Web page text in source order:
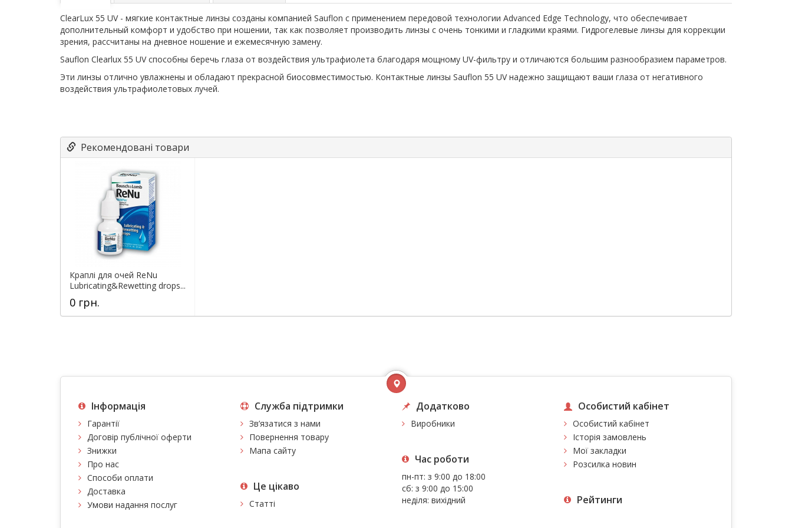
ClearLux 55 UV - мягкие контактные линзы созданы компанией Sauflon с применением передовой технологии Advanced Edge Technology, что обеспечивает
дополнительный комфорт и удобство при ношении, так как позволяет производить линзы с очень тонкими и гладкими краями. Гидрогелевые линзы для коррекции
зрения, рассчитаны на дневное ношение и ежемесячную замену.
Sauflon Clearlux 55 UV способны беречь глаза от воздействия ультрафиолета благодаря мощному UV-фильтру и отличаются большим разнообразием параметров.
Эти линзы отлично увлажнены и обладают прекрасной биосовместимостью. Контактные линзы Sauflon 55 UV надежно защищают ваши глаза от негативного
воздействия ультрафиолетовых лучей.
Рекомендовані товари
Краплі для очей ReNu
Lubricating&Rewetting drops...
0 грн.
Інформація
Гарантії
Договір публічної оферти
Знижки
Про нас
Способи оплати
Доставка
Умови надання послуг
Служба підтримки
Зв’язатися з нами
Повернення товару
Мапа сайту
Це цiкаво
Статті
Додатково
Виробники
Час роботи
пн-пт: з 9:00 до 18:00
сб: з 9:00 до 15:00
неділя: вихідний
Особистий кабінет
Особистий кабінет
Історія замовлень
Мої закладки
Розсилка новин
Рейтинги